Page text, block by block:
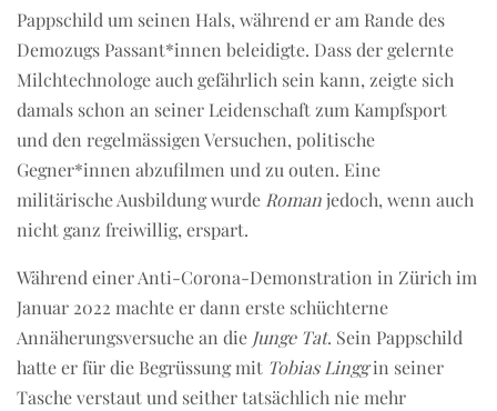
Pappschild um seinen Hals, während er am Rande des
Demozugs Passant*innen beleidigte. Dass der gelernte
Milchtechnologe auch gefährlich sein kann, zeigte sich
damals schon an seiner Leidenschaft zum Kampfsport
und den regelmässigen Versuchen, politische
Gegner*innen abzufilmen und zu outen. Eine
militärische Ausbildung wurde Romanjedoch, wenn auch
nicht ganz freiwillig, erspart.
Während einer Anti-Corona-Demonstration in Zürich im
Januar 2022 machte er dann erste schüchterne
Annäherungsversuche an die Junge Tat. Sein Pappschild
hatte er für die Begrüssung mit Tobias Linggin seiner
Tasche verstaut und seither tatsächlich nie mehr